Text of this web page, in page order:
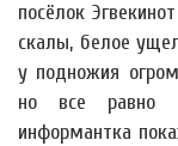
посёлок
скалы, белое
у подножия
но все равно
информантка